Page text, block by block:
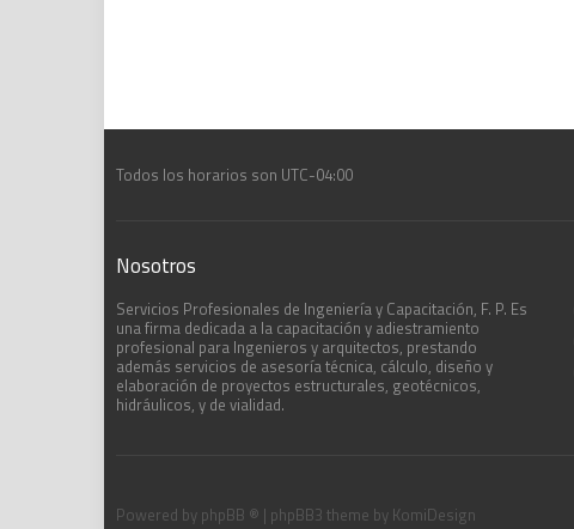
Todos los horarios son UTC-04:00
Nosotros
Servicios Profesionales de Ingeniería y Capacitación, F. P. Es
una firma dedicada a la capacitación y adiestramiento
profesional para Ingenieros y arquitectos, prestando
además servicios de asesoría técnica, cálculo, diseño y
elaboración de proyectos estructurales, geotécnicos,
hidráulicos, y de vialidad.
Powered by phpBB ® | phpBB3 theme by KomiDesign